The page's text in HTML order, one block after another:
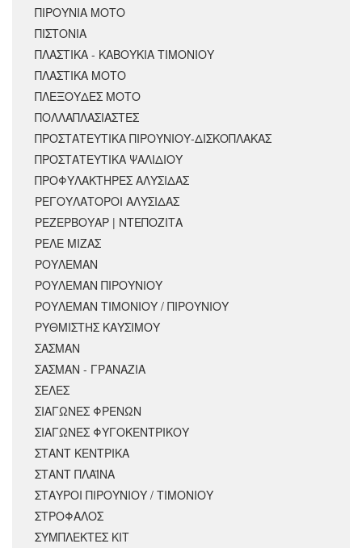
ΠΙΡΟΥΝΙΑ ΜΟΤΟ
ΠΙΣΤΟΝΙΑ
ΠΛΑΣΤΙΚΑ - ΚΑΒΟΥΚΙΑ ΤΙΜΟΝΙΟΥ
ΠΛΑΣΤΙΚΑ ΜΟΤΟ
ΠΛΕΞΟΥΔΕΣ ΜΟΤΟ
ΠΟΛΛΑΠΛΑΣΙΑΣΤΕΣ
ΠΡΟΣΤΑΤΕΥΤΙΚΑ ΠΙΡΟΥΝΙΟΥ-ΔΙΣΚΟΠΛΑΚΑΣ
ΠΡΟΣΤΑΤΕΥΤΙΚΑ ΨΑΛΙΔΙΟΥ
ΠΡΟΦΥΛΑΚΤΗΡΕΣ ΑΛΥΣΙΔΑΣ
ΡΕΓΟΥΛΑΤΟΡΟΙ ΑΛΥΣΙΔΑΣ
ΡΕΖΕΡΒΟΥΑΡ | ΝΤΕΠΟΖΙΤΑ
ΡΕΛΕ ΜΙΖΑΣ
ΡΟΥΛΕΜΑΝ
ΡΟΥΛΕΜΑΝ ΠΙΡΟΥΝΙΟΥ
ΡΟΥΛΕΜΑΝ ΤΙΜΟΝΙΟΥ / ΠΙΡΟΥΝΙΟΥ
ΡΥΘΜΙΣΤΗΣ ΚΑΥΣΙΜΟΥ
ΣΑΣΜΑΝ
ΣΑΣΜΑΝ - ΓΡΑΝΑΖΙΑ
ΣΕΛΕΣ
ΣΙΑΓΩΝΕΣ ΦΡΕΝΩΝ
ΣΙΑΓΩΝΕΣ ΦΥΓΟΚΕΝΤΡΙΚΟΥ
ΣΤΑΝΤ ΚΕΝΤΡΙΚΑ
ΣΤΑΝΤ ΠΛΑΪΝΑ
ΣΤΑΥΡΟΙ ΠΙΡΟΥΝΙΟΥ / ΤΙΜΟΝΙΟΥ
ΣΤΡΟΦΑΛΟΣ
ΣΥΜΠΛΕΚΤΕΣ ΚΙΤ